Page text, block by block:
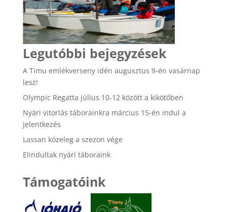
Legutóbbi bejegyzések
A Timu emlékverseny idén augusztus 9-én vasárnap
lesz!
Olympic Regatta július 10-12 között a kikötőben
Nyári vitorlás táborainkra március 15-én indul a
jelentkezés
Lassan közeleg a szezon vége
Elindultak nyári táboraink
Támogatóink